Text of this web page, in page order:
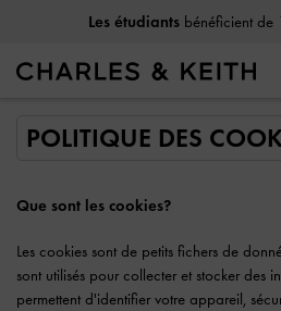
Les étudiants bénéficient de
Que sont les cookies?
Les cookies sont de petits fichers de
sont utilisés pour collecter et stocker des
permettent d'identifier votre appareil,